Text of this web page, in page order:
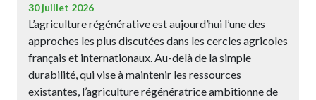
30 juillet 2026
L’agriculture régénérative est aujourd’hui l’une des
approches les plus discutées dans les cercles agricoles
français et internationaux. Au-delà de la simple
durabilité, qui vise à maintenir les ressources
existantes, l’agriculture régénératrice ambitionne de